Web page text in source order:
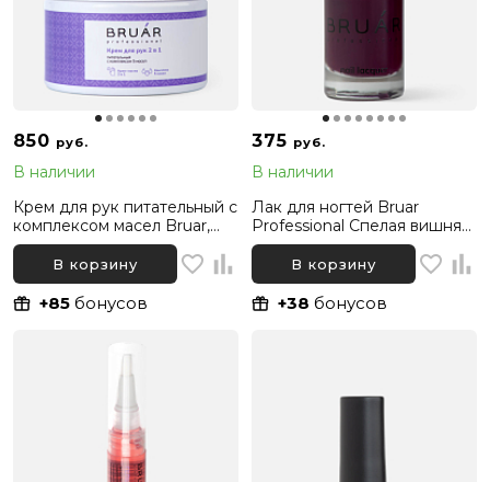
850 руб.
В наличии
Крем для рук питательный с
комплексом масел Bruar,
300 мл
В корзину
+85 бонусов
375 руб.
В наличии
Лак для ногтей Bruar
Professional Спелая вишня
094, 11 мл
В корзину
+38 бонусов